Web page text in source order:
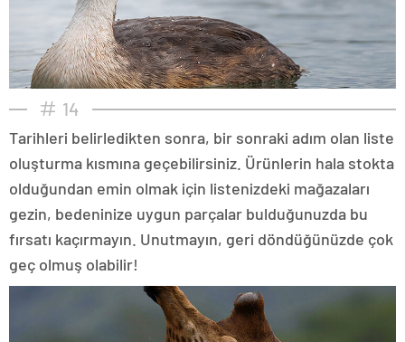
14
Tarihleri belirledikten sonra, bir sonraki adım olan liste
oluşturma kısmına geçebilirsiniz. Ürünlerin hala stokta
olduğundan emin olmak için listenizdeki mağazaları
gezin, bedeninize uygun parçalar bulduğunuzda bu
fırsatı kaçırmayın. Unutmayın, geri döndüğünüzde çok
geç olmuş olabilir!